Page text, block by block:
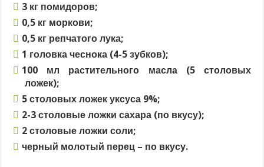
3 кг помидоров;
0,5 кг моркови;
0,5 кг репчатого лука;
1 головка чеснока (4-5 зубков);
100 мл растительного масла (5 столовых
ложек);
5 столовых ложек уксуса 9%;
2-3 столовые ложки сахара (по вкусу);
2 столовые ложки соли;
черный молотый перец – по вкусу.